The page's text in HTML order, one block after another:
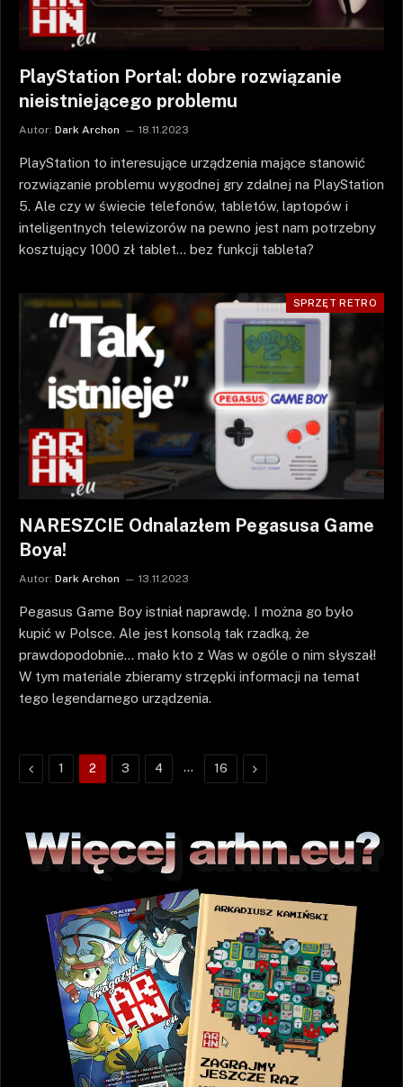
PlayStation Portal: dobre rozwiązanie
nieistniejącego problemu
Autor: Dark Archon 18.11.2023
PlayStation to interesujące urządzenia mające stanowić
rozwiązanie problemu wygodnej gry zdalnej na PlayStation
5. Ale czy w świecie telefonów, tabletów, laptopów i
inteligentnych telewizorów na pewno jest nam potrzebny
kosztujący 1000 zł tablet… bez funkcji tableta?
SPRZĘT RETRO
NARESZCIE Odnalazłem Pegasusa Game
Boya!
Autor: Dark Archon 13.11.2023
Pegasus Game Boy istniał naprawdę. I można go było
kupić w Polsce. Ale jest konsolą tak rzadką, że
prawdopodobnie… mało kto z Was w ogóle o nim słyszał!
W tym materiale zbieramy strzępki informacji na temat
tego legendarnego urządzenia.
Poprzednie
1 2 3 4 … 16 Następne